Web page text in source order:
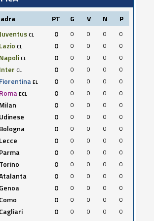
PT G V N P
Juventus CL 0 0 0 0
0
Lazio CL 0 0 0 0
0
Napoli CL 0 0 0 0
0
Inter CL 0 0 0 0
0
Fiorentina EL 0 0 0 0
0
Roma ECL 0 0 0 0
0
Milan 0 0 0 0
0
Udinese 0 0 0 0
0
Bologna 0 0 0 0
0
Lecce 0 0 0 0
0
Parma 0 0 0 0
0
Torino 0 0 0 0
0
0 0 0 0
0
Genoa 0 0 0 0
0
Como 0 0 0 0
0
Cagliari 0 0 0 0
0